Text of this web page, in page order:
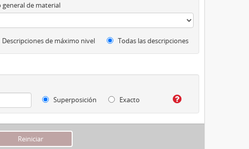
general de material
Descripciones de máximo nivel Todas las descripciones
Superposición
Exacto